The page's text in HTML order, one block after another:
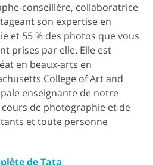
conseillère, collaboratrice
son expertise en
et 55 % des photos que vous
prises par elle. Elle est
en beaux-arts en
College of Art and
enseignante de notre
de photographie et de
et toute personne
de Tata